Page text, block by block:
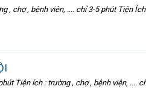
, chợ , bệnh viện, .... chỉ 3-5 phút Tiện
Tiện ích : trường , chợ , bệnh viện, ....